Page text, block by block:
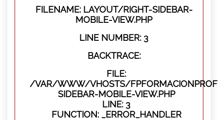
FILENAME: LAYOUT/RIGHT-SIDEBAR-
MOBILE-VIEW.PHP
LINE NUMBER: 3
BACKTRACE:
FILE:
/VAR/WWW/VHOSTS/
SIDEBAR-MOBILE-VIEW.PHP
LINE: 3
FUNCTION: _ERROR_HANDLER